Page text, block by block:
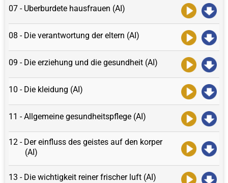
07 - Uberburdete hausfrauen (AI)
08 - Die verantwortung der eltern (AI)
09 - Die erziehung und die gesundheit (AI)
10 - Die kleidung (AI)
11 - Allgemeine gesundheitspflege (AI)
12 - Der einfluss des geistes auf den korper
(AI)
13 - Die wichtigkeit reiner frischer luft (AI)